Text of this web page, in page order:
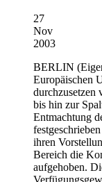
27
Nov
2003
BERLIN
Europäischen
durchzusetzen
bis hin zur
Entmachtung
ihren
Bereich die
aufgehoben.